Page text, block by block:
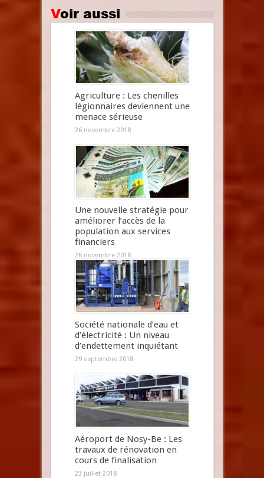
Voir aussi
Agriculture : Les chenilles
légionnaires deviennent une
menace sérieuse
26 novembre 2018
Une nouvelle stratégie pour
améliorer l’accès de la
population aux services
financiers
26 novembre 2018
Société nationale d’eau et
d’électricité : Un niveau
d’endettement inquiétant
29 septembre 2018
Aéroport de Nosy-Be : Les
travaux de rénovation en
cours de finalisation
23 juillet 2018